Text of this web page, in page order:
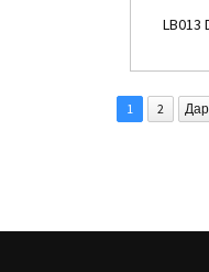
LB013
1 2